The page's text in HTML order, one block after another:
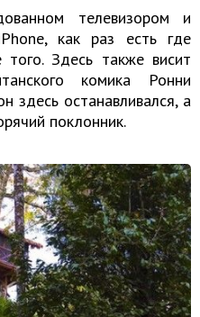
телевизором и
как раз есть где
того. Здесь также висит
комика Ронни
здесь останавливался, а
поклонник.